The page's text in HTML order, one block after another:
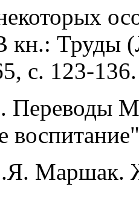
Труды
с. 123-136.
Переводы
Маршак.